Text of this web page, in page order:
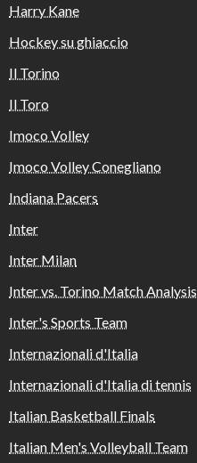
Harry Kane
Hockey su ghiaccio
Il Torino
Il Toro
Imoco Volley
Imoco Volley Conegliano
Indiana Pacers
Inter
Inter Milan
Inter vs. Torino Match Analysis
Inter's Sports Team
Internazionali d'Italia
Internazionali d'Italia di tennis
Italian Basketball Finals
Italian Men's Volleyball Team